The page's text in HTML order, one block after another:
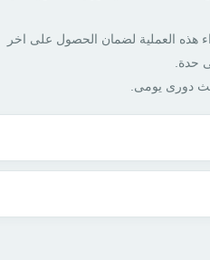
هذه العملية لضمان الحصول على اخر
حدة.
دورى يومى.